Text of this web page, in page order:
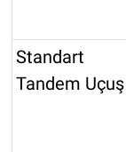
Standart
Tandem Uçuş